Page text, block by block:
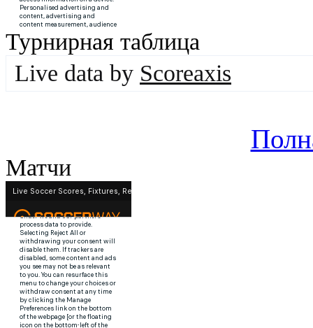
Турнирная таблица
Live data by Scoreaxis
Матчи